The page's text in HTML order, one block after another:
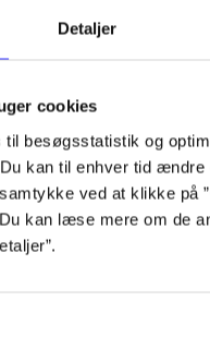
Detaljer
cookies
til besøgsstatistik og
kan til enhver tid ændre
ved at klikke på
kan læse mere om de
emner